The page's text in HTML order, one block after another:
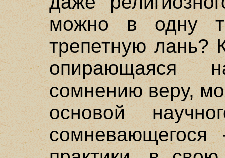
можно в одну
трепетную лань?
опирающаяся
сомнению веру,
основой
сомневающегося